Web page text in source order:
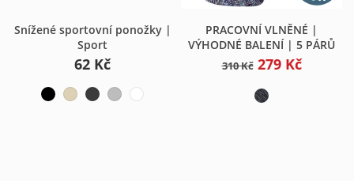
Snížené sportovní ponožky |
Sport
62 Kč
PRACOVNÍ VLNĚNÉ |
VÝHODNÉ BALENÍ | 5 PÁRŮ
310 Kč 279 Kč